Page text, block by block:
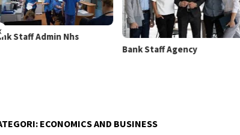
Staff Admin Nhs
Bank Staff Agency
ECONOMICS AND BUSINESS